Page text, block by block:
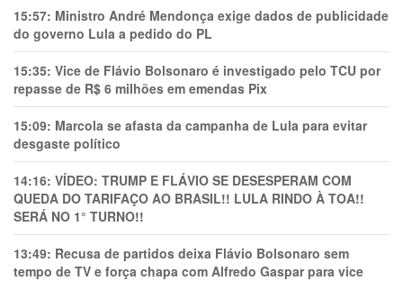
15:57: Ministro André Mendonça exige dados de publicidade
do governo Lula a pedido do PL
15:35: Vice de Flávio Bolsonaro é investigado pelo TCU por
repasse de R$ 6 milhões em emendas Pix
15:09: Marcola se afasta da campanha de Lula para evitar
desgaste político
14:16: VÍDEO: TRUMP E FLÁVIO SE DESESPERAM COM
QUEDA DO TARIFAÇO AO BRASIL!! LULA RINDO À TOA!!
SERÁ NO 1° TURNO!!
13:49: Recusa de partidos deixa Flávio Bolsonaro sem
tempo de TV e força chapa com Alfredo Gaspar para vice